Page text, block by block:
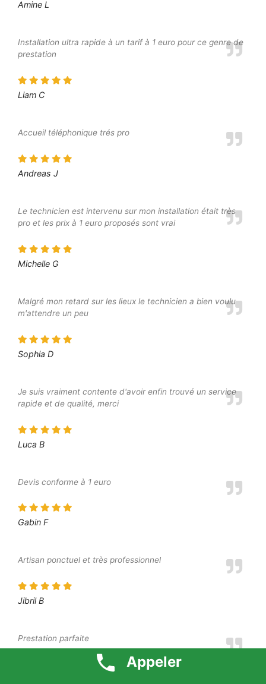
Amine L
Installation ultra rapide à un tarif à 1 euro pour ce genre de
prestation
Liam C
Accueil téléphonique trés pro
Andreas J
Le technicien est intervenu sur mon installation était très
pro et les prix à 1 euro proposés sont vrai
Michelle G
Malgré mon retard sur les lieux le technicien a bien voulu
m'attendre un peu
Sophia D
Je suis vraiment contente d'avoir enfin trouvé un service
rapide et de qualité, merci
Luca B
Devis conforme à 1 euro
Gabin F
Artisan ponctuel et très professionnel
Jibril B
Prestation parfaite
Appeler